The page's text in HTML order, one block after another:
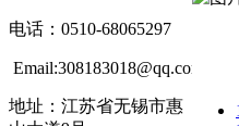
电话：0510-68065297
Email:308183018@qq.com
地址：江苏省无锡市惠